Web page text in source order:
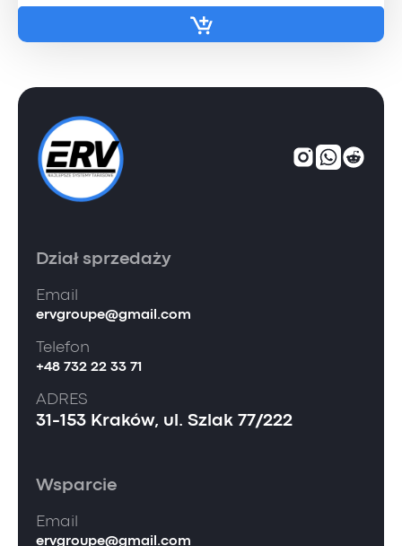
Dział sprzedaży
Email
ervgroupe@gmail.com
Telefon
+48 732 22 33 71
ADRES
31-153 Kraków, ul. Szlak 77/222
Wsparcie
Email
ervgroupe@gmail.com